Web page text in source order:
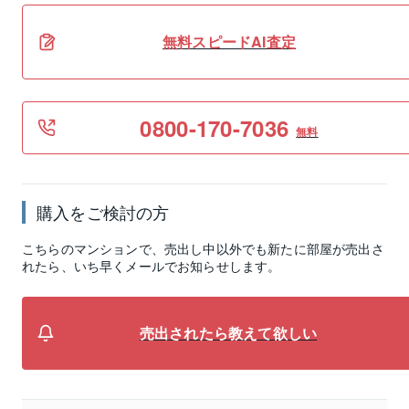
無料スピードAI査定
0800-170-7036 無料
購入をご検討の方
こちらのマンションで、売出し中以外でも新たに部屋が売出さ
れたら、いち早くメールでお知らせします。
売出されたら教えて欲しい